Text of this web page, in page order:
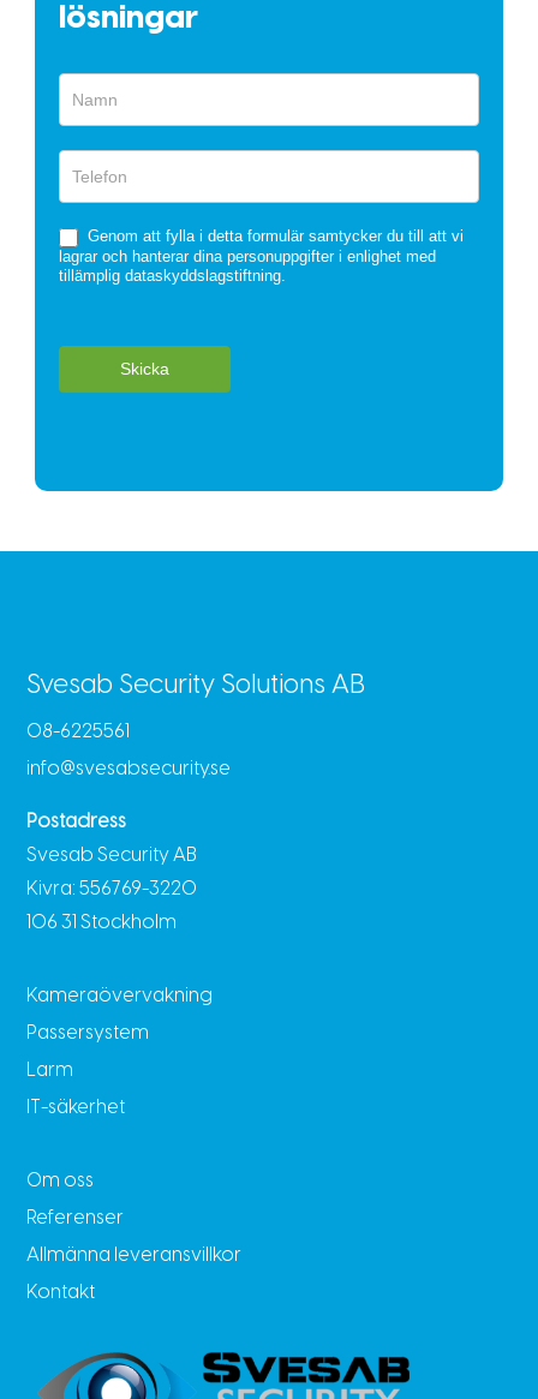
lösningar
Snabbformulär
Genom att fylla i detta formulär samtycker du till att vi
lagrar och hanterar dina personuppgifter i enlighet med
tillämplig dataskyddslagstiftning.
Skicka
Svesab Security Solutions AB
08-6225561
info@svesabsecurity.se
Postadress
Svesab Security AB
Kivra: 556769-3220
106 31 Stockholm
Kameraövervakning
Passersystem
Larm
IT-säkerhet
Om oss
Referenser
Allmänna leveransvillkor
Kontakt